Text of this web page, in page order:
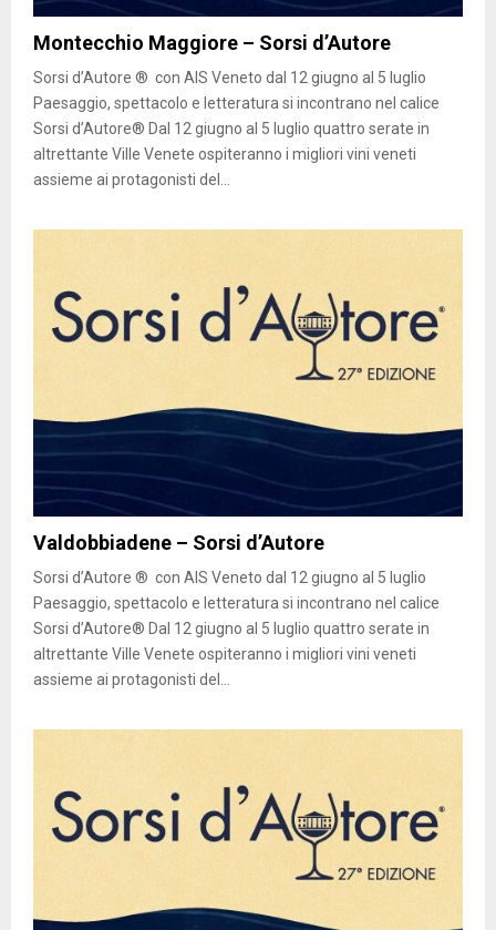
Montecchio Maggiore – Sorsi d’Autore
Sorsi d’Autore ® con AIS Veneto dal 12 giugno al 5 luglio
Paesaggio, spettacolo e letteratura si incontrano nel calice
Sorsi d’Autore® Dal 12 giugno al 5 luglio quattro serate in
altrettante Ville Venete ospiteranno i migliori vini veneti
assieme ai protagonisti del...
Valdobbiadene – Sorsi d’Autore
Sorsi d’Autore ® con AIS Veneto dal 12 giugno al 5 luglio
Paesaggio, spettacolo e letteratura si incontrano nel calice
Sorsi d’Autore® Dal 12 giugno al 5 luglio quattro serate in
altrettante Ville Venete ospiteranno i migliori vini veneti
assieme ai protagonisti del...